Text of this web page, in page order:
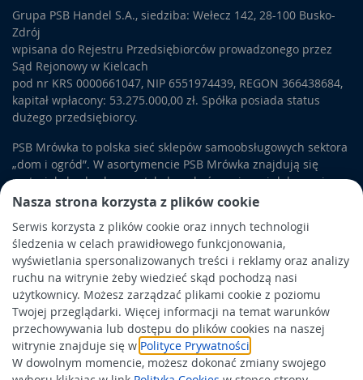
Nasza strona korzysta z plików cookie
Serwis korzysta z plików cookie oraz innych technologii
śledzenia w celach prawidłowego funkcjonowania,
wyświetlania spersonalizowanych treści i reklamy oraz analizy
ruchu na witrynie żeby wiedzieć skąd pochodzą nasi
użytkownicy. Możesz zarządzać plikami cookie z poziomu
Twojej przeglądarki. Więcej informacji na temat warunków
przechowywania lub dostępu do plików cookies na naszej
witrynie znajduje się w Polityce Prywatności
W dowolnym momencie, możesz dokonać zmiany swojego
Grupa PSB Handel S.A., siedziba: Wełecz 142, 28-100 Busko-
Zdrój
wpisana do Rejestru Przedsiębiorców prowadzonego przez
Sąd Rejonowy w Kielcach
pod nr KRS 0000661047, NIP 6551974439, REGON 366438684,
kapitał wpłacony: 53.275.000,00 zł. Spółka posiada status
dużego przedsiębiorcy.
PSB Mrówka to polska sieć sklepów samoobsługowych sektora
„dom i ogród”. W asortymencie PSB Mrówka znajdują się
materiały budowlane, artykuły wykończeniowe i dekoracyjne,
wyposażenie łazienek i kuchni, elektronarzędzia, a także
artykuły związane z ogrodem i otoczeniem domu.
Obowiązek informacyjny
Polityka prywatności
Polityka Cookies
Odbiór zużytego sprzętu
Wspierają nas: